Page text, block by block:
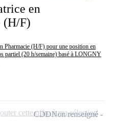
en
(H/F)
Pharmacie (H/F) pour une position en
partiel (20 h/semaine) basé à LONGNY
CDDNon renseigné
cette offre à ma sélection